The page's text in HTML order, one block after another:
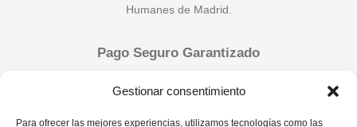
Gestionar consentimiento
Para ofrecer las mejores experiencias, utilizamos tecnologías como las
Humanes de Madrid.
Pago Seguro Garantizado